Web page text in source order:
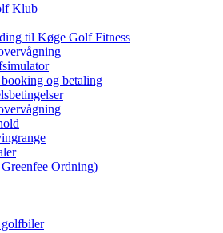
Klub
til Køge Golf Fitness
booking og betaling
Ordning)